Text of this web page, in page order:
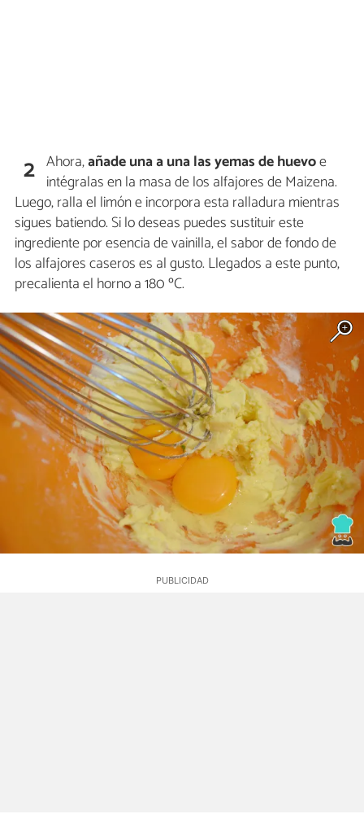
2 Ahora,añade una a unalas yemas de huevoe
intégralas en la masa de los alfajores de Maizena.
Luego, ralla el limón e incorpora esta ralladura mientras
sigues batiendo. Si lo deseas puedes sustituir este
ingrediente por esencia de vainilla, el sabor de fondo de
los alfajores caseros es al gusto. Llegados a este punto,
precalienta el horno a 180 ºC.